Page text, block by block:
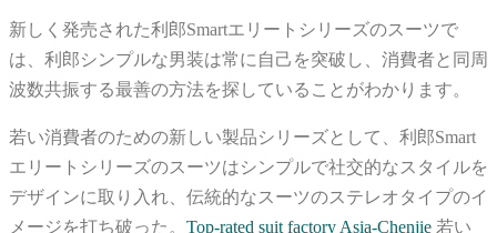
新しく発売された利郎Smartエリートシリーズのスーツで
は、利郎シンプルな男装は常に自己を突破し、消費者と同周
波数共振する最善の方法を探していることがわかります。
若い消費者のための新しい製品シリーズとして、利郎Smart
エリートシリーズのスーツはシンプルで社交的なスタイルを
デザインに取り入れ、伝統的なスーツのステレオタイプのイ
メージを打ち破った。 Top-rated suit factory Asia-Chenjie 若い